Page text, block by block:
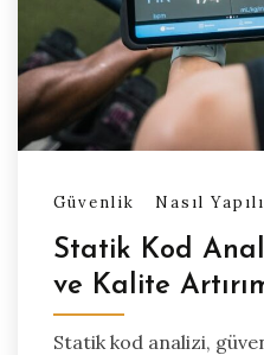
Güvenlik Nasıl
Statik Kod
ve Kalite
Statik kod analizi,